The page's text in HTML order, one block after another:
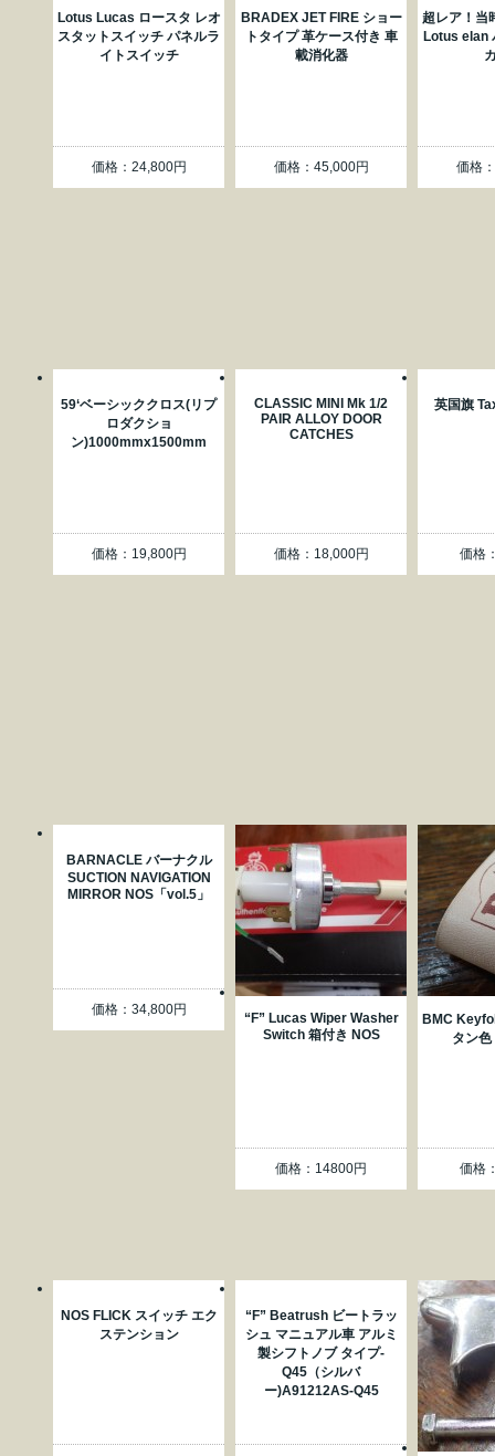
Lotus Lucas ロースタ レオ
スタットスイッチ パネルラ
イトスイッチ
価格：24,800円
BRADEX JET FIRE ショー
トタイプ 革ケース付き 車
載消化器
価格：45,000円
超レア！当
Lotus elan
価格
59‘ベーシッククロス(リプ
ロダクショ
ン)1000mmx1500mm
価格：19,800円
CLASSIC MINI Mk 1/2
PAIR ALLOY DOOR
CATCHES
価格：18,000円
英国旗
価格
BARNACLE バーナクル
SUCTION NAVIGATION
MIRROR NOS「vol.5」
価格：34,800円
“F” Lucas Wiper Washer
Switch 箱付き NOS
価格：14800円
BMC
タン
価格
NOS FLICK スイッチ エク
ステンション
“F” Beatrush ビートラッ
シュ マニュアル車 アルミ
製シフトノブ タイプ-
Q45（シルバ
ー)A91212AS-Q45